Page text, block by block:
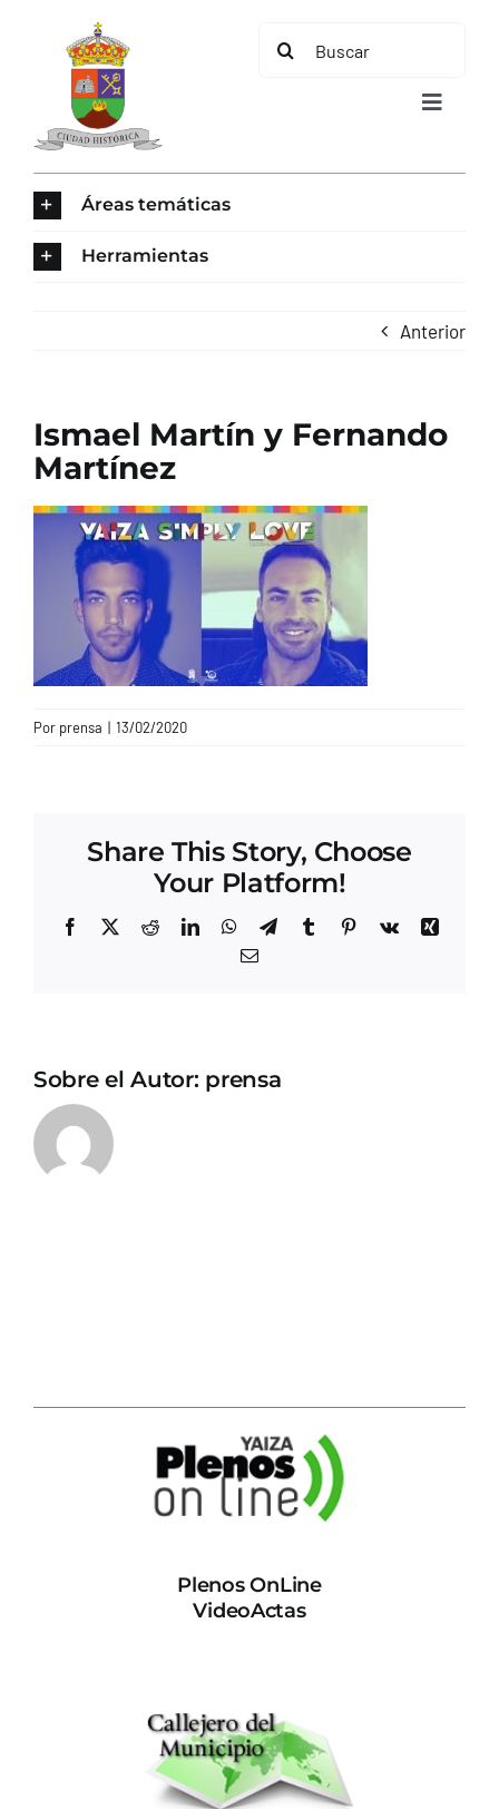
contenido
Buscar:
Toggle
TURISMO
CONTACTO
Áreas temáticas
Herramientas
Anterior
Ismael Martín y Fernando
Martínez
Por prensa | 13/02/2020
Share This Story, Choose
Your Platform!
Facebook
X RedditLinkedInWhatsApp
TelegramTumblrPinterest
Vk
Xing
Correo
Sobre el Autor: prensa
Plenos OnLine
VideoActas